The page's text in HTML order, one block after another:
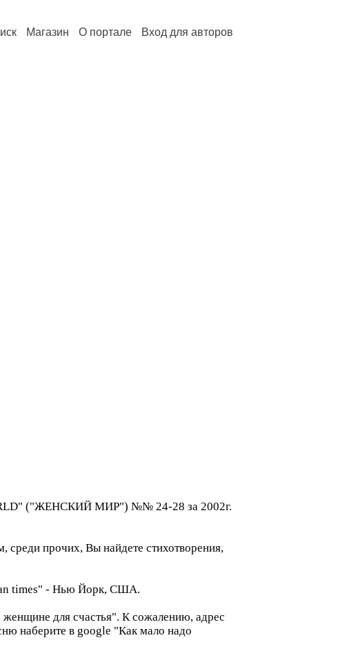
Магазин О портале Вход для авторов
("ЖЕНСКИЙ МИР") №№ 24-28 за 2002г.
прочих, Вы найдете стихотворения,
times" - Нью Йорк, США.
для счастья". К сожалению, адрес
наберите в google "Как мало надо